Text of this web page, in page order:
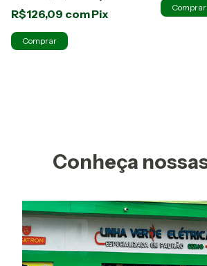
R$126,09 comPix
Conheça